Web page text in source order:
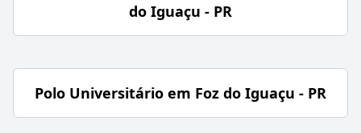
do Iguaçu - PR
Polo Universitário em Foz do Iguaçu - PR